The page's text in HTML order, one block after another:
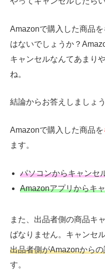
Amazonで購入した商品
はないでしょうか？
キャンセルなんてあまり
ね。
結論からお答えしましょう
Amazonで購入した商品を
ます。
パソコンからキャンセ
Amazonアプリからキ
また、出品者側の商品キ
ばなりません。キャンセ
出品者側がAmazonから
す。